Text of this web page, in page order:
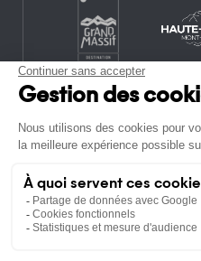
CONTACT
OFFRES D’EMPLOI
POLITIQUE DE CONFIDENTIALITÉ